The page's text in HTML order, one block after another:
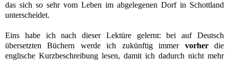
das sich so sehr vom Leben im abgelegenen Dorf in Schottland
unterscheidet.
Eins habe ich nach dieser Lektüre gelernt: bei auf Deutsch
übersetzten Büchern werde ich zukünftig immer vorherdie
englische Kurzbeschreibung lesen, damit ich dadurch nicht mehr